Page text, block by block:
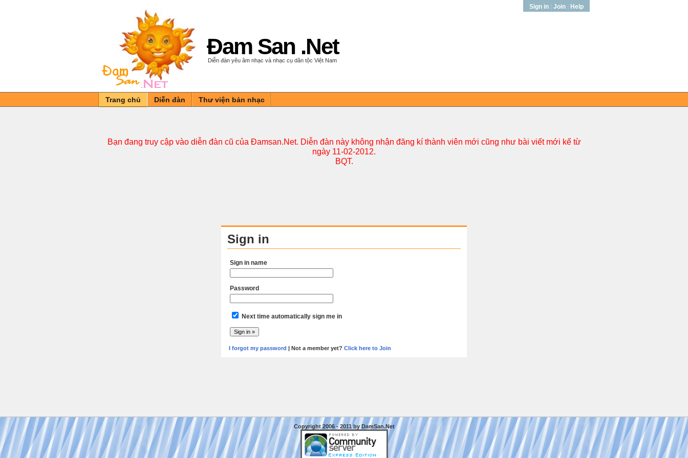
Đam San .Net
Diễn đàn yêu âm nhạc và nhạc cụ dân tộc Việt Nam
Sign in Join Help
Trang chủ Diễn đàn Thư viện bản nhạc
Bạn đang truy cập vào diễn đàn cũ của Đamsan.Net. Diễn đàn này không nhận đăng kí thành viên mới cũng như bài viết mới kể từ
ngày 11-02-2012.
BQT.
Sign in
Sign in name
Password
Next time automatically sign me in
I forgot my password | Not a member yet? Click here to Join
Copyright 2006 - 2011 by DamSan.Net